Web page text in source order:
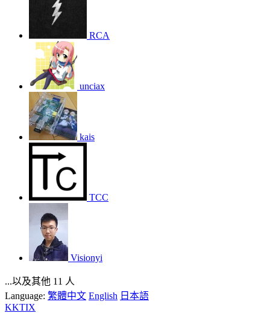
RCA
unciax
kais
TCC
Visionyi
...以及其他 11 人
Language: 繁體中文 English 日本語
KKTIX